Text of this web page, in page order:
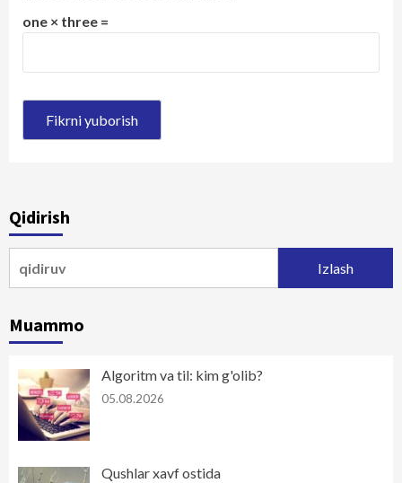
one × three =
Qidirish
Muammo
Algoritm va til: kim g'olib?
05.08.2026
Qushlar xavf ostida